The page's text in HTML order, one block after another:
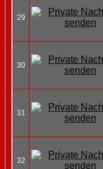
29
30
31
32